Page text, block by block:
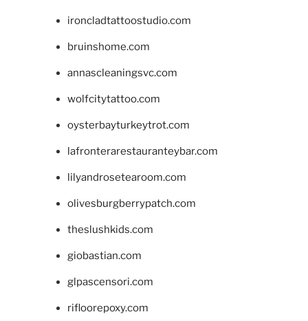
ironcladtattoostudio.com
bruinshome.com
annascleaningsvc.com
wolfcitytattoo.com
oysterbayturkeytrot.com
lafronterarestauranteybar.com
lilyandrosetearoom.com
olivesburgberrypatch.com
theslushkids.com
giobastian.com
glpascensori.com
rifloorepoxy.com